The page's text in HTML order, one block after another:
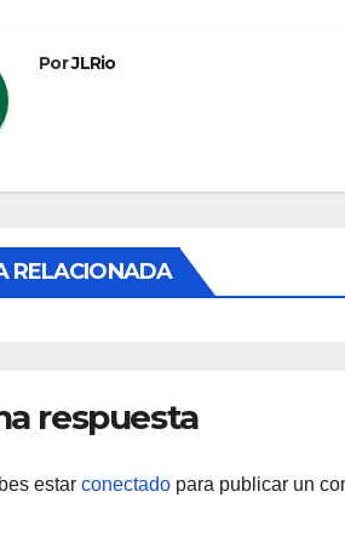
PorJLRio
RELACIONADA
respuesta
estar conectado para publicar un